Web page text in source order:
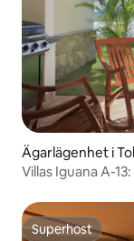
Ägarlägenhet i
Villas Iguana A-
Superhost
Superhost